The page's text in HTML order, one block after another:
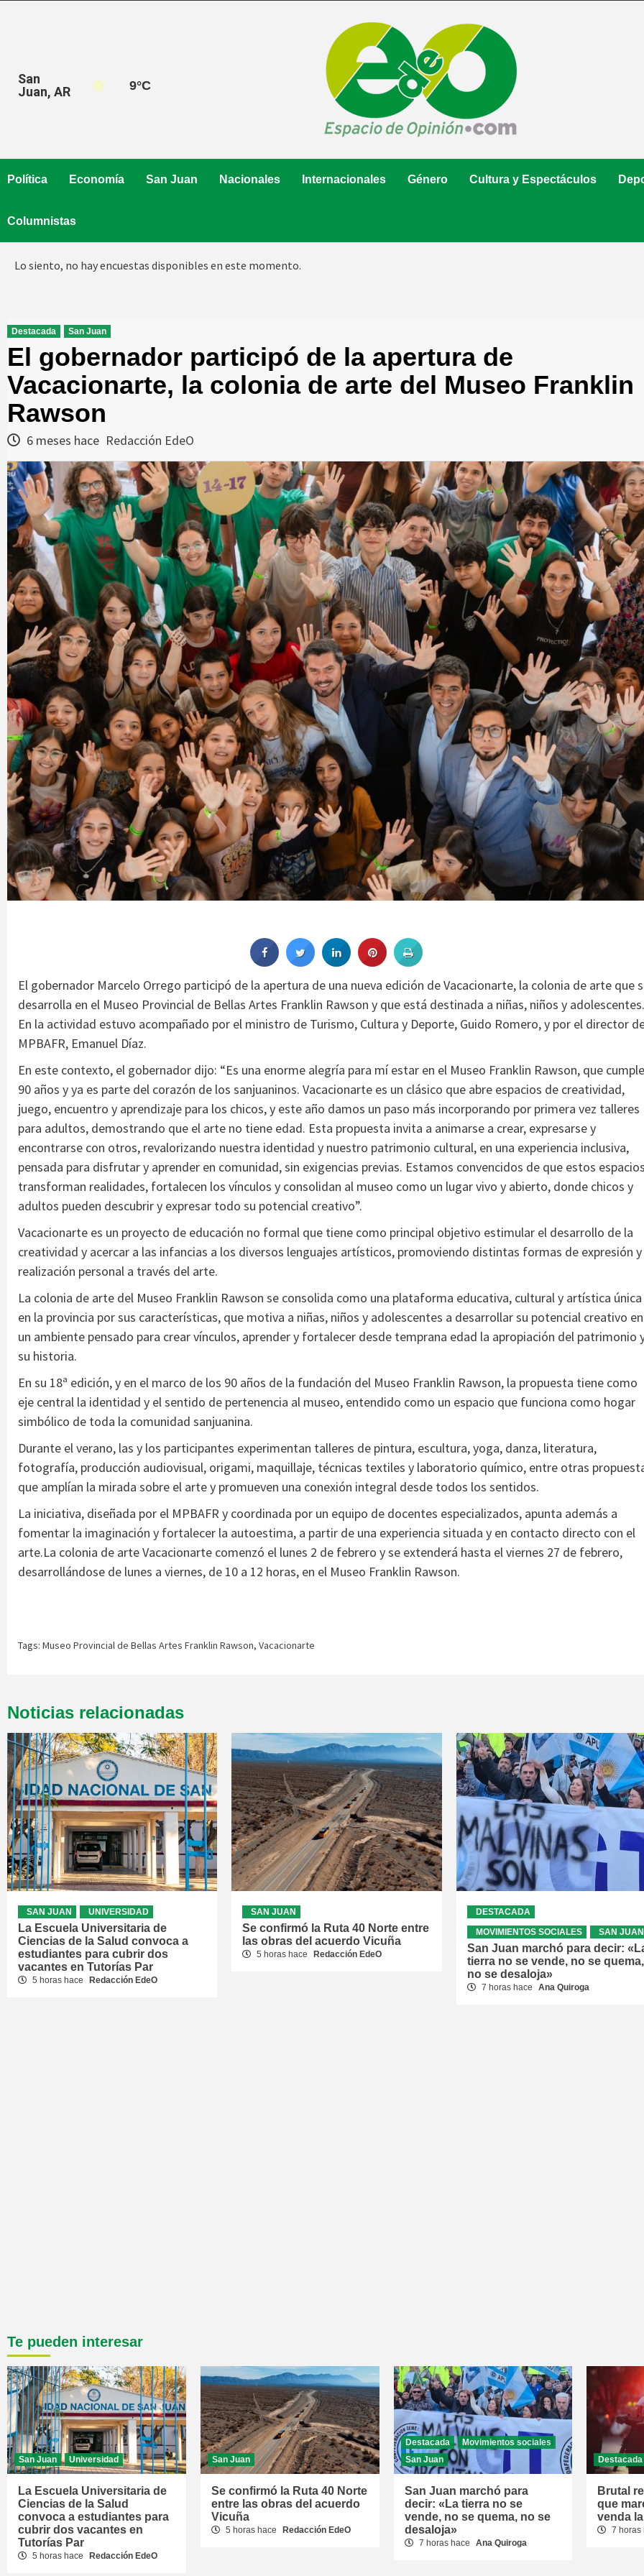
San
Juan, AR
9°C
Política Economía San Juan Nacionales Internacionales Género Cultura y Espectáculos
Columnistas
Lo siento, no hay encuestas disponibles en este momento.
Destacada San Juan
El gobernador participó de la apertura de
Vacacionarte, la colonia de arte del Museo Franklin
Rawson
6 meses hace Redacción EdeO
El gobernador Marcelo Orrego participó de la apertura de una nueva edición de Vacacionarte, la colonia de arte que
desarrolla en el Museo Provincial de Bellas Artes Franklin Rawson y que está destinada a niñas, niños y adolescentes.
En la actividad estuvo acompañado por el ministro de Turismo, Cultura y Deporte, Guido Romero, y por el director
MPBAFR, Emanuel Díaz.
En este contexto, el gobernador dijo: “Es una enorme alegría para mí estar en el Museo Franklin Rawson, que cumple
90 años y ya es parte del corazón de los sanjuaninos. Vacacionarte es un clásico que abre espacios de creatividad,
juego, encuentro y aprendizaje para los chicos, y este año damos un paso más incorporando por primera vez talleres
para adultos, demostrando que el arte no tiene edad. Esta propuesta invita a animarse a crear, expresarse y
encontrarse con otros, revalorizando nuestra identidad y nuestro patrimonio cultural, en una experiencia inclusiva,
pensada para disfrutar y aprender en comunidad, sin exigencias previas. Estamos convencidos de que estos
transforman realidades, fortalecen los vínculos y consolidan al museo como un lugar vivo y abierto, donde chicos y
adultos pueden descubrir y expresar todo su potencial creativo”.
Vacacionarte es un proyecto de educación no formal que tiene como principal objetivo estimular el desarrollo de la
creatividad y acercar a las infancias a los diversos lenguajes artísticos, promoviendo distintas formas de expresión y
realización personal a través del arte.
La colonia de arte del Museo Franklin Rawson se consolida como una plataforma educativa, cultural y artística única
en la provincia por sus características, que motiva a niñas, niños y adolescentes a desarrollar su potencial creativo en
un ambiente pensado para crear vínculos, aprender y fortalecer desde temprana edad la apropiación del patrimonio
su historia.
En su 18ª edición, y en el marco de los 90 años de la fundación del Museo Franklin Rawson, la propuesta tiene como
eje central la identidad y el sentido de pertenencia al museo, entendido como un espacio que funciona como hogar
simbólico de toda la comunidad sanjuanina.
Durante el verano, las y los participantes experimentan talleres de pintura, escultura, yoga, danza, literatura,
fotografía, producción audiovisual, origami, maquillaje, técnicas textiles y laboratorio químico, entre otras
que amplían la mirada sobre el arte y promueven una conexión integral desde todos los sentidos.
La iniciativa, diseñada por el MPBAFR y coordinada por un equipo de docentes especializados, apunta además a
fomentar la imaginación y fortalecer la autoestima, a partir de una experiencia situada y en contacto directo con el
arte.La colonia de arte Vacacionarte comenzó el lunes 2 de febrero y se extenderá hasta el viernes 27 de febrero,
desarrollándose de lunes a viernes, de 10 a 12 horas, en el Museo Franklin Rawson.
Tags: Museo Provincial de Bellas Artes Franklin Rawson, Vacacionarte
Noticias relacionadas
SAN JUAN UNIVERSIDAD
La Escuela Universitaria de
Ciencias de la Salud convoca a
estudiantes para cubrir dos
vacantes en Tutorías Par
5 horas hace Redacción EdeO
SAN JUAN
Se confirmó la Ruta 40 Norte entre
las obras del acuerdo Vicuña
5 horas hace Redacción EdeO
DESTACADA
MOVIMIENTOS SOCIALES
SAN JUAN
San Juan marchó para decir:
tierra no se vende, no se quema,
no se desaloja»
7 horas hace Ana Quiroga
Te pueden interesar
San Juan Universidad
La Escuela Universitaria de
Ciencias de la Salud
convoca a estudiantes para
cubrir dos vacantes en
Tutorías Par
5 horas hace Redacción EdeO
San Juan
Se confirmó la Ruta 40 Norte
entre las obras del acuerdo
Vicuña
5 horas hace Redacción EdeO
Destacada
Movimientos sociales
San Juan
San Juan marchó para
decir: «La tierra no se
vende, no se quema, no se
desaloja»
7 horas hace Ana Quiroga
Destacada
Brutal
que
venda
7